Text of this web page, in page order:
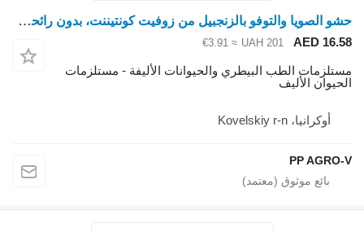
حشو الصويا والتوفو بالزنجبيل من زوفيت كونتيننت، بدون رائحة، 6 لتر
AED
UAH 201
≈ €3.91
الطب البيطري والحيوانات الأليفة - مستلزمات
الأليف
أوكرانيا، Kovelskiy r-n
PP